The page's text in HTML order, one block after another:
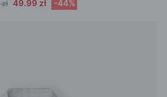
49.99 zł -44%